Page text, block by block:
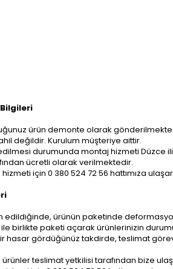
ürün demonte olarak
değildir. Kurulum müşteriye aittir.
durumunda montaj hizmeti Düzce
ücretli olarak verilmektedir.
için 0 380 524 72 56 hattımıza
edildiğinde, ürünün paketinde
birlikte paketi açarak ürünlerinizin
hasar gördüğünüz takdirde, teslimat
teslimat yetkilisi tarafından bize